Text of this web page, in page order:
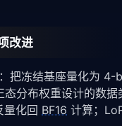
改进
：把冻结基座量化为 4-
分布权重设计的数据
量化回 BF16 计算；